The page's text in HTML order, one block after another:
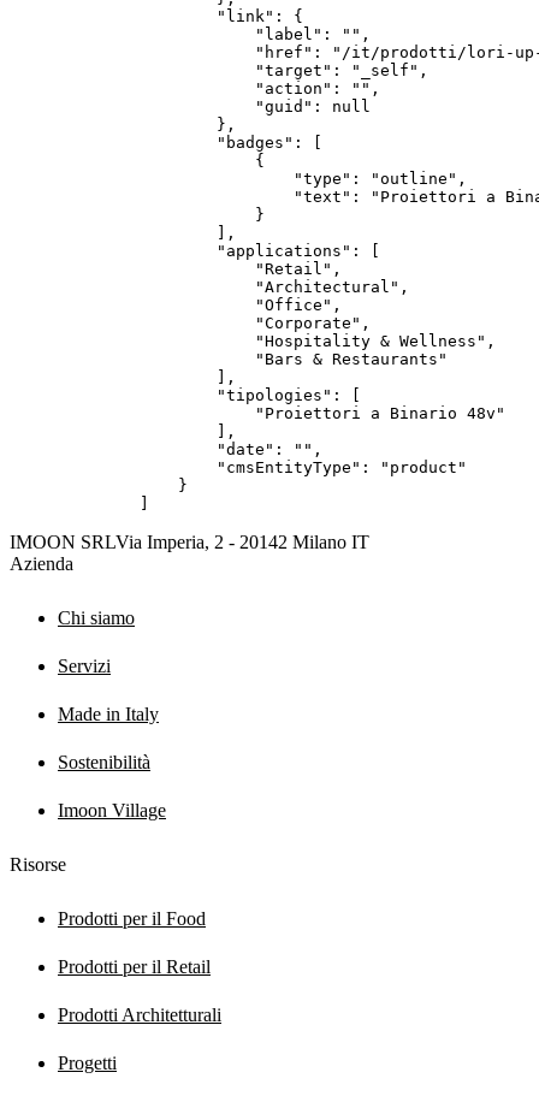
IMOON SRLVia Imperia, 2 - 20142 Milano IT
Azienda
Chi siamo
Servizi
Made in Italy
Sostenibilità
Imoon Village
Risorse
Prodotti per il Food
Prodotti per il Retail
Prodotti Architetturali
Progetti